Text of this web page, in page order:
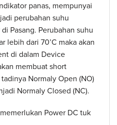
panas, mempunyai
perubahan suhu
Pasang. Perubahan suhu
lebih dari 70’C maka akan
di dalam Device
membuat short
Normaly Open (NO)
Normaly Closed (NC).
Power DC tuk